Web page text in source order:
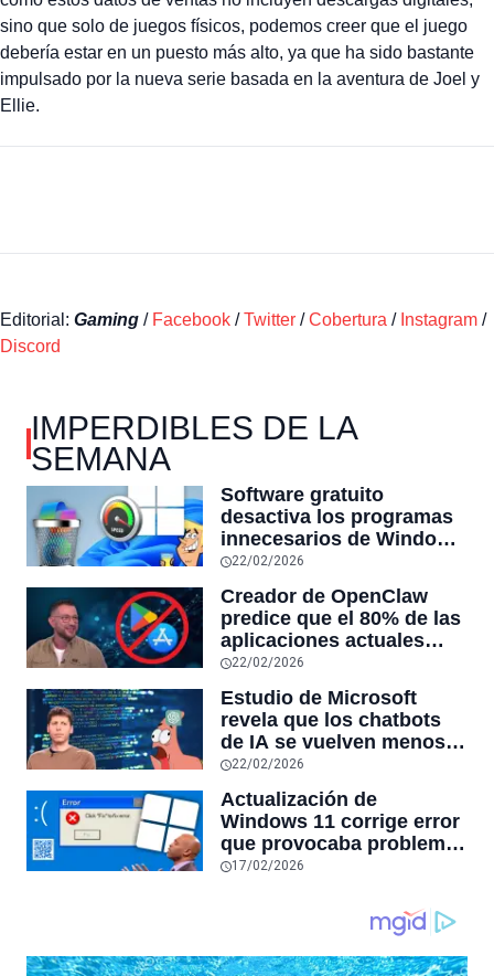
sino que solo de juegos físicos, podemos creer que el juego
debería estar en un puesto más alto, ya que ha sido bastante
impulsado por la nueva serie basada en la aventura de Joel y
Ellie.
Editorial: Gaming / Facebook /Twitter /Cobertura / Instagram /
Discord
IMPERDIBLES DE LA
SEMANA
Software gratuito
desactiva los programas
innecesarios de Windows
11 y optimiza el PC,
reduciendo el uso de la
RAM y mucho más
22/02/2026
Creador de OpenClaw
predice que el 80% de las
aplicaciones actuales
desaparecerán en el
futuro: “Solo sobrevivirán
las aplicaciones con
sensores únicos o
conexiones especiales a
hardware
22/02/2026
Estudio de Microsoft
revela que los chatbots
de IA se vuelven menos
confiables mientras más
tiempo hablas con ellos:
la falta de confiabilidad
sube un 112%
22/02/2026
Actualización de
Windows 11 corrige error
que provocaba problemas
al jugar en PC: los
producían desde 2023
17/02/2026